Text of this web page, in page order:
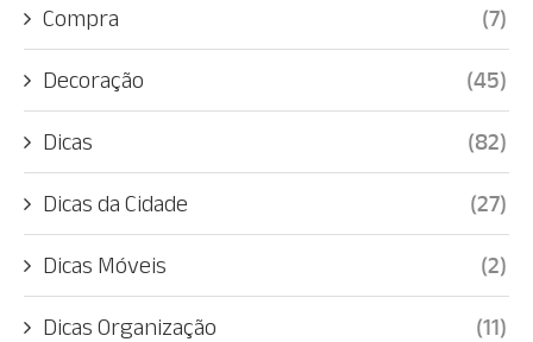
Compra (7)
Decoração (45)
Dicas (82)
Dicas da Cidade (27)
Dicas Móveis (2)
Dicas Organização (11)